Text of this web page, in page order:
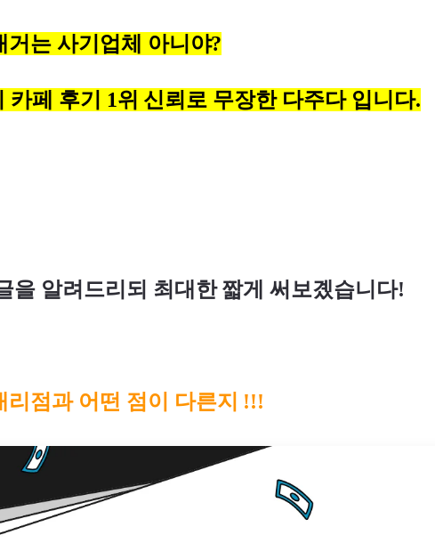
는 사기업체 아니야?
페 후기 1위 신뢰로 무장한 다주다 입니다.
을 알려드리되 최대한 짧게 써보곘습니다!
리점과 어떤 점이 다른지 !!!